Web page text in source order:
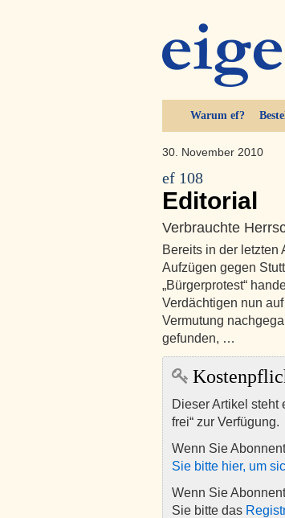
Warum ef?
30. November 2010
ef 108
Editorial
Verbrauchte
Bereits in der letzten
Aufzügen gegen
„Bürgerprotest“
Verdächtigen nun
Vermutung
gefunden, …
Dieser Artikel steht
frei“ zur Verfügung.
Wenn Sie
Sie bitte hier, um
Wenn Sie
Sie bitte das